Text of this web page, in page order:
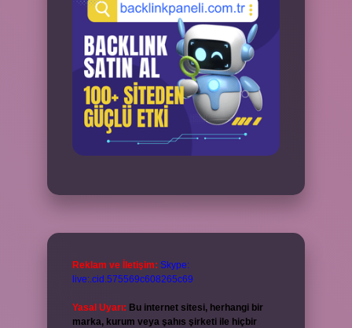
Reklam ve İletişim: Skype:
live:.cid.575569c608265c69
Yasal Uyarı: Bu internet sitesi, herhangi bir
marka, kurum veya şahıs şirketi ile hiçbir